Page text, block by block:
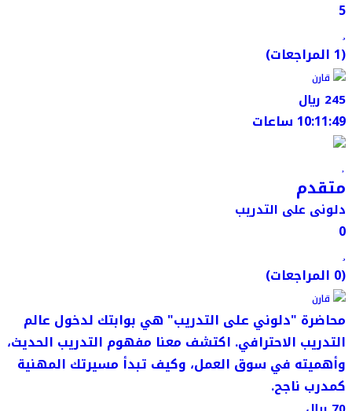
5
(1 المراجعات)
قارن
245 ﷼
10:11:49 ساعات
متقدم
دلونى على التدريب
0
(0 المراجعات)
قارن
محاضرة "دلوني على التدريب" هي بوابتك لدخول عالم
التدريب الاحترافي. اكتشف معنا مفهوم التدريب الحديث،
وأهميته في سوق العمل، وكيف تبدأ مسيرتك المهنية
كمدرب ناجح.